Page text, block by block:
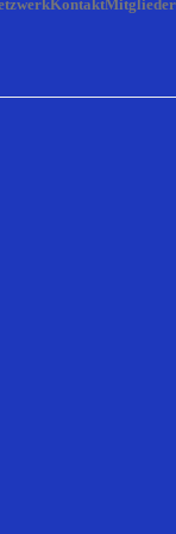
KontaktMitglieder